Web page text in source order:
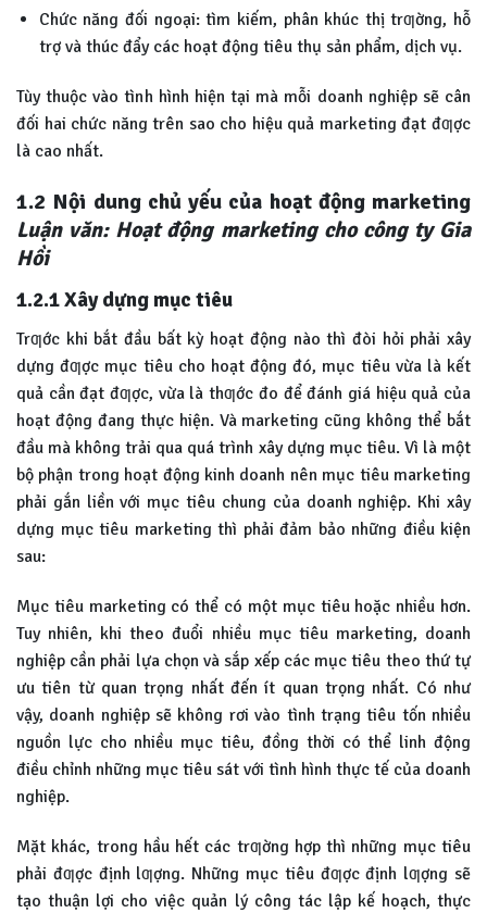
Chức năng đối ngoại: tìm kiếm, phân khúc thị trƣờng, hỗ
trợ và thúc đẩy các hoạt động tiêu thụ sản phẩm, dịch vụ.
Tùy thuộc vào tình hình hiện tại mà mỗi doanh nghiệp sẽ cân
đối hai chức năng trên sao cho hiệu quả marketing đạt đƣợc
là cao nhất.
1.2 Nội dung chủ yếu của hoạt động marketing
Luận văn: Hoạt động marketing cho công ty Gia
Hồi
1.2.1Xây dựng mục tiêu
Trƣớc khi bắt đầu bất kỳ hoạt động nào thì đòi hỏi phải xây
dựng đƣợc mục tiêu cho hoạt động đó, mục tiêu vừa là kết
quả cần đạt đƣợc, vừa là thƣớc đo để đánh giá hiệu quả của
hoạt động đang thực hiện. Và marketing cũng không thể bắt
đầu mà không trải qua quá trình xây dựng mục tiêu. Vì là một
bộ phận trong hoạt động kinh doanh nên mục tiêu marketing
phải gắn liền với mục tiêu chung của doanh nghiệp. Khi xây
dựng mục tiêu marketing thì phải đảm bảo những điều kiện
sau:
Mục tiêu marketing có thể có một mục tiêu hoặc nhiều hơn.
Tuy nhiên, khi theo đuổi nhiều mục tiêu marketing, doanh
nghiệp cần phải lựa chọn và sắp xếp các mục tiêu theo thứ tự
ưu tiên từ quan trọng nhất đến ít quan trọng nhất. Có như
vậy, doanh nghiệp sẽ không rơi vào tình trạng tiêu tốn nhiều
nguồn lực cho nhiều mục tiêu, đồng thời có thể linh động
điều chỉnh những mục tiêu sát với tình hình thực tế của doanh
nghiệp.
Mặt khác, trong hầu hết các trƣờng hợp thì những mục tiêu
phải đƣợc định lƣợng. Những mục tiêu đƣợc định lƣợng sẽ
tạo thuận lợi cho việc quản lý công tác lập kế hoạch, thực